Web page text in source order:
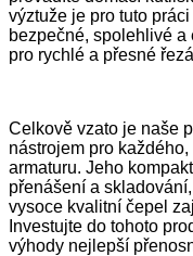
výztuže je pro tuto
bezpečné, spolehlivé
pro rychlé a přesné
Celkově vzato je naše
nástrojem pro
armaturu. Jeho
přenášení a
vysoce kvalitní čepel
Investujte do tohoto
výhody nejlepší